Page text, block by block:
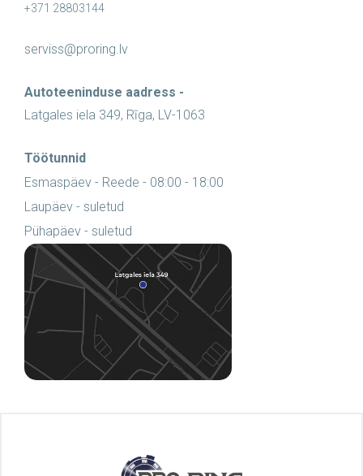
+371 28803144
serviss@proring.lv
Autoteeninduse aadress -
Latgales iela 349, Rīga, LV-1063
Töötunnid
Esmaspäev - Reede - 08:00 - 18:00
Laupäev - suletud
Pühapäev - suletud